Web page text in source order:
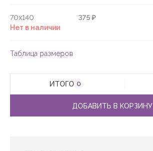
70х140
375 ₽
Нет в наличии
Таблица размеров
ИТОГО 0
ДОБАВИТЬ В КОРЗИНУ